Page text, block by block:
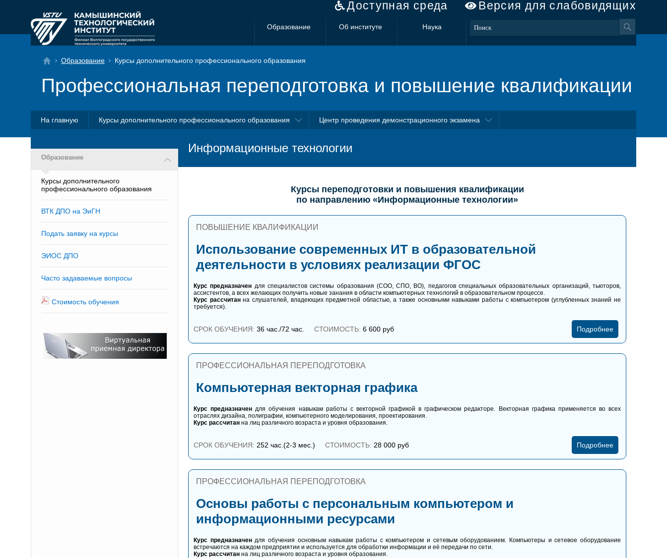
Доступная среда Версия для слабовидящих
Образование Об институте Наука
Образование Курсы дополнительного профессионального образования
Профессиональная переподготовка и повышение квалификации
На главную Курсы дополнительного профессионального образования Центр проведения демонстрационного экзамена
Образование
Курсы дополнительного
профессионального образования
ВТК ДПО на ЭиГН
Подать заявку на курсы
ЭИОС ДПО
Часто задаваемые вопросы
Стоимость обучения
Информационные технологии
Курсы переподготовки и повышения квалификации
по направлению «Информационные технологии»
ПОВЫШЕНИЕ КВАЛИФИКАЦИИ
Использование современных ИТ в образовательной
деятельности в условиях реализации ФГОС
Курс предназначен для специалистов системы образования (СОО, СПО, ВО), педагогов специальных образовательных организаций, тьюторов,
ассистентов, а всех желающих получить новые занания в области компьютерных технологий в образовательном процессе.
Курс рассчитанна слушателей, владеющих предметной областью, а также основными навыками работы с компьютером (углубленных знаний не
требуется).
СРОК ОБУЧЕНИЯ: 36 час./72 час. СТОИМОСТЬ: 6 600 руб Подробнее
ПРОФЕССИОНАЛЬНАЯ ПЕРЕПОДГОТОВКА
Компьютерная векторная графика
Курс предназначен для обучения навыкам работы с векторной графикой в графическом редакторе. Векторная графика применяется во всех
отраслях дизайна, полиграфии, компьютерного моделирования, проектирования.
Курс рассчитан на лиц различного возраста и уровня образования.
СРОК ОБУЧЕНИЯ: 252 час.(2-3 мес.) СТОИМОСТЬ: 28 000 руб Подробнее
ПРОФЕССИОНАЛЬНАЯ ПЕРЕПОДГОТОВКА
Основы работы с персональным компьютером и
информационными ресурсами
Курс предназначендля обучения основным навыкам работы с компьютером и сетевым оборудованием. Компьютеры и сетевое оборудование
встречаются на каждом предприятии и используется для обработки информации и её передачи по сети.
Курс рассчитан на лиц различного возраста и уровня образования.